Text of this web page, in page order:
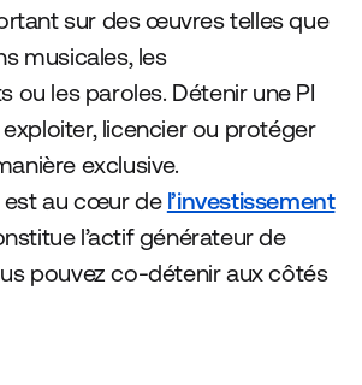
sur des œuvres telles que
musicales, les
ou les paroles. Détenir une PI
licencier ou protéger
exclusive.
est au cœur de l’investissement
l’actif générateur de
pouvez co-détenir aux côtés